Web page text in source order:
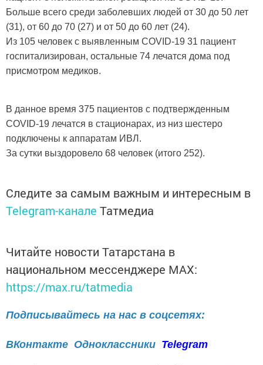
Больше всего среди заболевших людей от 30 до 50 лет
(31), от 60 до 70 (27) и от 50 до 60 лет (24).
Из 105 человек с выявленным COVID-19 31 пациент
госпитализирован, остальные 74 лечатся дома под
присмотром медиков.
В данное время 375 пациентов с подтвержденным
COVID-19 лечатся в стационарах, из низ шестеро
подключены к аппаратам ИВЛ.
За сутки выздоровело 68 человек (итого 252).
Следите за самым важным и интересным в
Telegram-канале Татмедиа
Читайте новости Татарстана в
национальном мессенджере MАХ:
https://max.ru/tatmedia
Подписывайтесь на нас в соцсетях:
ВКонтакте Одноклассники Telegram